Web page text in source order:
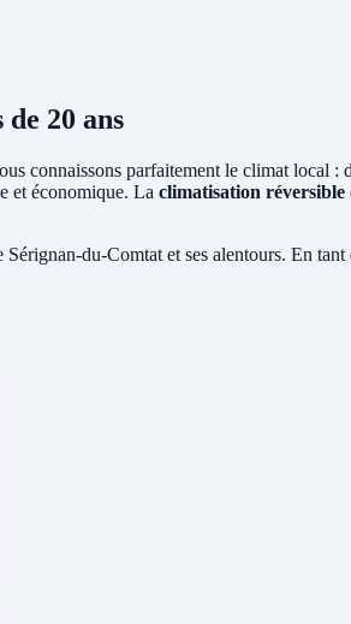
de 20 ans
connaissons parfaitement le climat local :
et économique. La climatisation réversible
du-Comtat et ses alentours. En tant